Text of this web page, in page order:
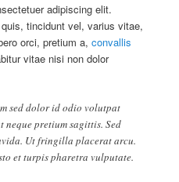
adipiscing elit.
tincidunt vel, varius vitae,
orci, pretium a,convallis
vitae nisi non dolor
sed dolor id odio volutpat
neque pretium sagittis. Sed
Ut fringilla placerat arcu.
et turpis pharetra vulputate.